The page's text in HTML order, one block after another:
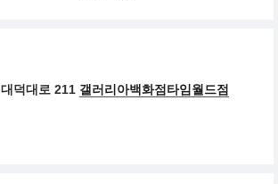
대덕대로 211 갤러리아백화점타임월드점